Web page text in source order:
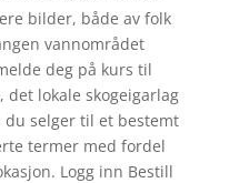
bilder, både av folk
vannområdet
deg på kurs til
det lokale skogeigarlag
selger til et bestemt
termer med fordel
Logg inn Bestill